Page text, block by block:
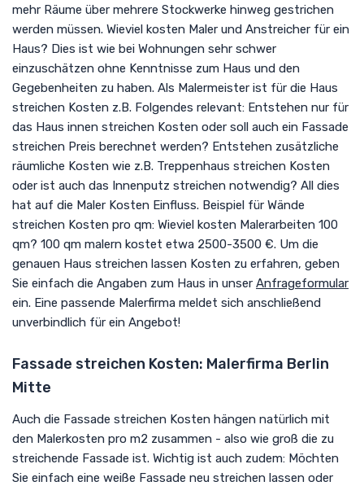
mehr Räume über mehrere Stockwerke hinweg gestrichen
werden müssen. Wieviel kosten Maler und Anstreicher für ein
Haus? Dies ist wie bei Wohnungen sehr schwer
einzuschätzen ohne Kenntnisse zum Haus und den
Gegebenheiten zu haben. Als Malermeister ist für die Haus
streichen Kosten z.B. Folgendes relevant: Entstehen nur für
das Haus innen streichen Kosten oder soll auch ein Fassade
streichen Preis berechnet werden? Entstehen zusätzliche
räumliche Kosten wie z.B. Treppenhaus streichen Kosten
oder ist auch das Innenputz streichen notwendig? All dies
hat auf die Maler Kosten Einfluss. Beispiel für Wände
streichen Kosten pro qm: Wieviel kosten Malerarbeiten 100
qm? 100 qm malern kostet etwa 2500-3500 €. Um die
genauen Haus streichen lassen Kosten zu erfahren, geben
Sie einfach die Angaben zum Haus in unser Anfrageformular
ein. Eine passende Malerfirma meldet sich anschließend
unverbindlich für ein Angebot!
Fassade streichen Kosten: Malerfirma Berlin
Mitte
Auch die Fassade streichen Kosten hängen natürlich mit
den Malerkosten pro m2 zusammen - also wie groß die zu
streichende Fassade ist. Wichtig ist auch zudem: Möchten
Sie einfach eine weiße Fassade neu streichen lassen oder